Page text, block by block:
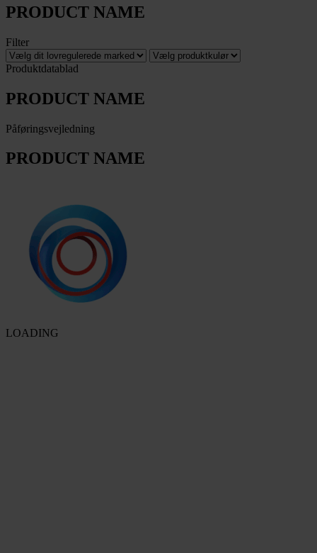
PRODUCT NAME
Filter
Produktdatablad
PRODUCT NAME
Påføringsvejledning
PRODUCT NAME
LOADING